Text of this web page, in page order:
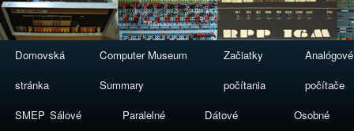
Domovská
stránka
Computer Museum
Summary
Začiatky
počítania
Analógové
počítače
SMEP Sálové
Paralelné
Dátové
Osobné